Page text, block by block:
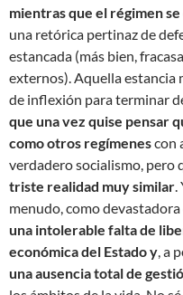
mientras que el régimen
una retórica pertinaz de
estancada (más bien,
externos). Aquella estancia
de inflexión para terminar
que una vez quise pensar
como otros regímenescon
verdadero socialismo, pero
triste realidad muy similar
menudo, como
una intolerable falta de
económica del Estado y , a
una ausencia total de